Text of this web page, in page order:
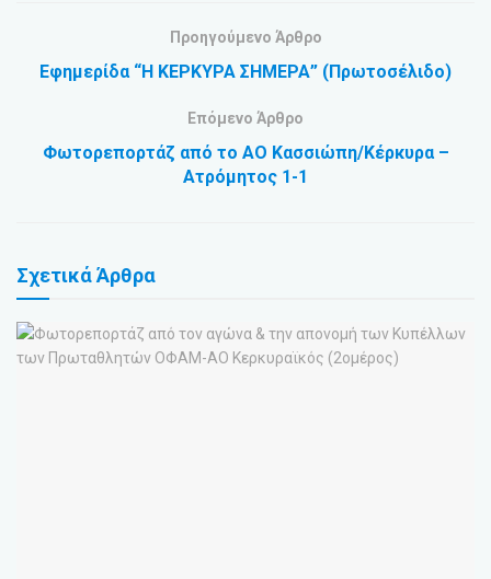
Προηγούμενο Άρθρο
Εφημερίδα “Η ΚΕΡΚΥΡΑ ΣΗΜΕΡΑ” (Πρωτοσέλιδο)
Επόμενο Άρθρο
Φωτορεπορτάζ από το ΑΟ Κασσιώπη/Κέρκυρα –
Ατρόμητος 1-1
ΣχετικάΆρθρα